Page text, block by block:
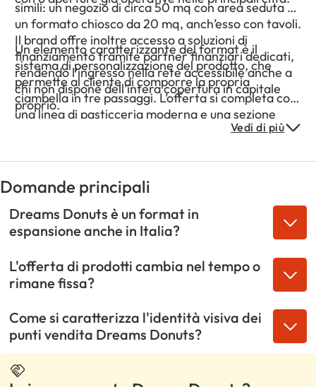
simili: un negozio di circa 50 mq con area seduta e
un formato chiosco da 20 mq, anch’esso con tavoli.
Il brand offre inoltre accesso a soluzioni di
finanziamento tramite partner finanziari dedicati,
rendendo l’ingresso nella rete accessibile anche a
chi non dispone dell’intera copertura in capitale
proprio.
Un elemento caratterizzante del format è il
sistema di personalizzazione del prodotto, che
permette al cliente di comporre la propria
ciambella in tre passaggi. L’offerta si completa con
una linea di pasticceria moderna e una sezione
bevande – denominata “Drink Corner” – che
calda, pensata per ampliare lo scontrino medio e
attrarre una clientela trasversale per età.
Vedi di più
Domande principali
Dreams Donuts è un format in
espansione anche in Italia?
L'offerta di prodotti cambia nel tempo o
rimane fissa?
Come si caratterizza l'identità visiva dei
punti vendita Dreams Donuts?